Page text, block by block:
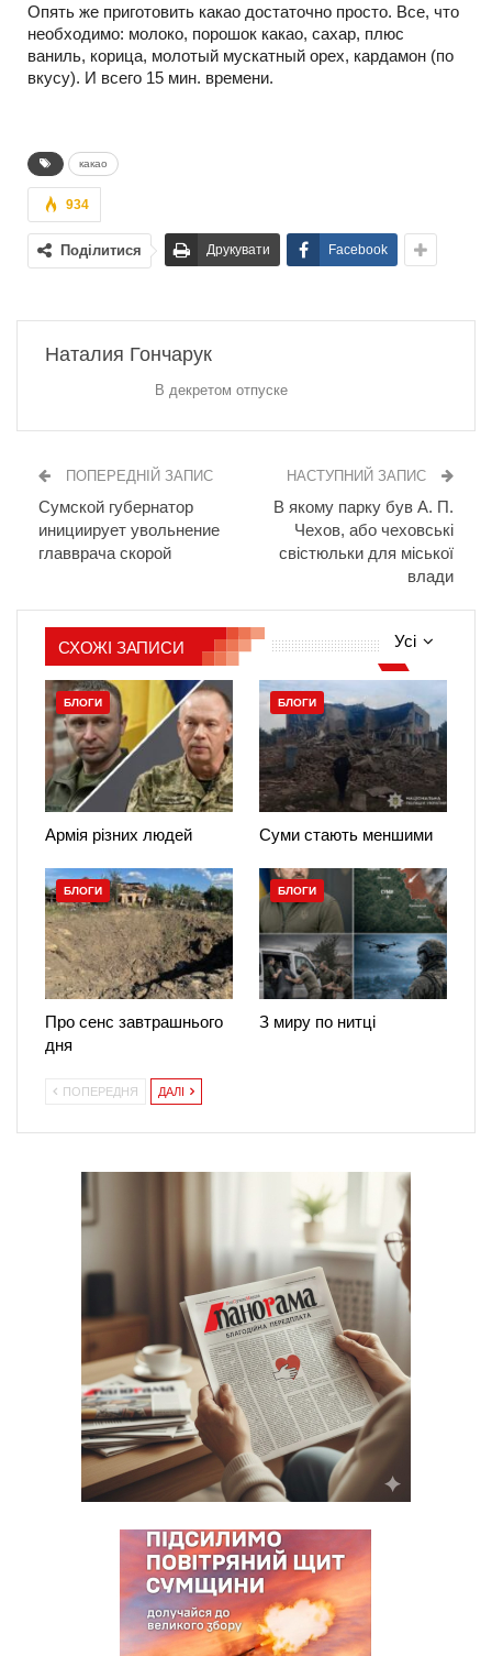
Опять же приготовить какао достаточно просто. Все, что
необходимо: молоко, порошок какао, сахар, плюс
ваниль, корица, молотый мускатный орех, кардамон (по
вкусу). И всего 15 мин. времени.
какао
934
Поділитися Друкувати Facebook
Наталия Гончарук
В декретом отпуске
ПОПЕРЕДНІЙ ЗАПИС
Сумской губернатор
инициирует увольнение
главврача скорой
НАСТУПНИЙ ЗАПИС
В якому парку був А. П.
Чехов, або чеховські
свістюльки для міської
влади
Усі
СХОЖІ ЗАПИСИ
БЛОГИ
Армія різних людей
БЛОГИ
Суми стають меншими
БЛОГИ
Про сенс завтрашнього
дня
БЛОГИ
З миру по нитці
ПОПЕРЕДНЯ ДАЛІ